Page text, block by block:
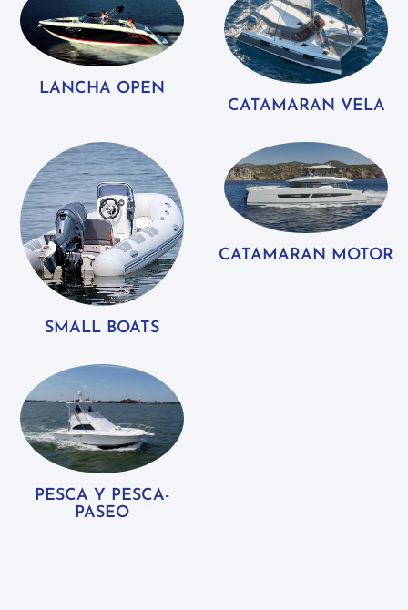
LANCHA OPEN
CATAMARAN VELA
SMALL BOATS
CATAMARAN MOTOR
PESCA Y PESCA-
PASEO